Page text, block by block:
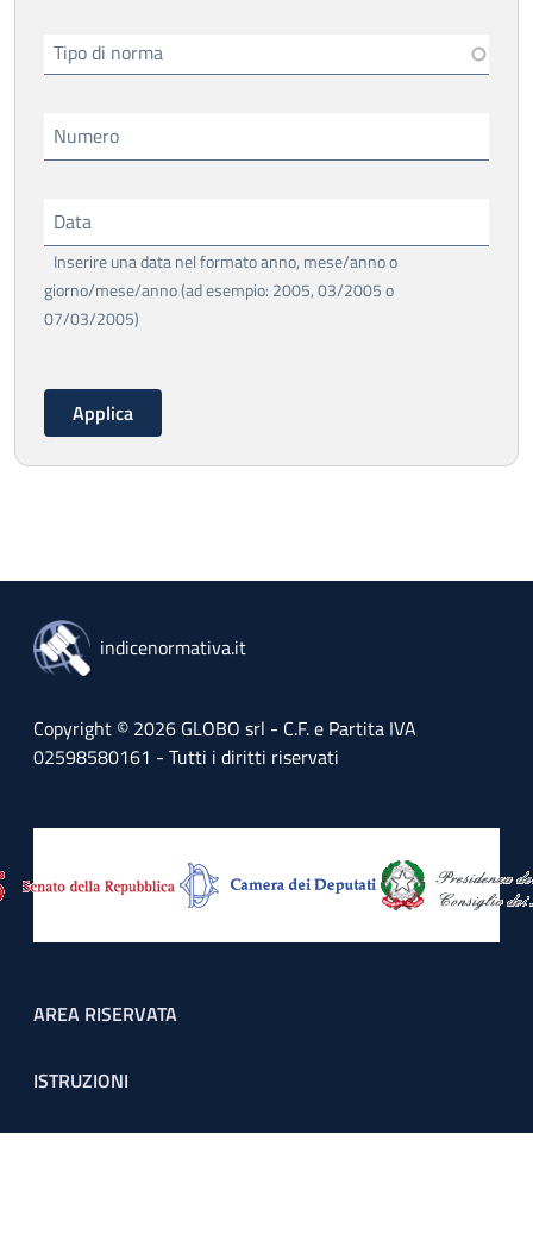
Tipo di norma
Numero
Data
Inserire una data nel formato anno, mese/anno o
giorno/mese/anno (ad esempio: 2005, 03/2005 o
07/03/2005)
indicenormativa.it
Copyright © 2026 GLOBO srl - C.F. e Partita IVA
02598580161 - Tutti i diritti riservati
Footer menu
AREA RISERVATA
ISTRUZIONI